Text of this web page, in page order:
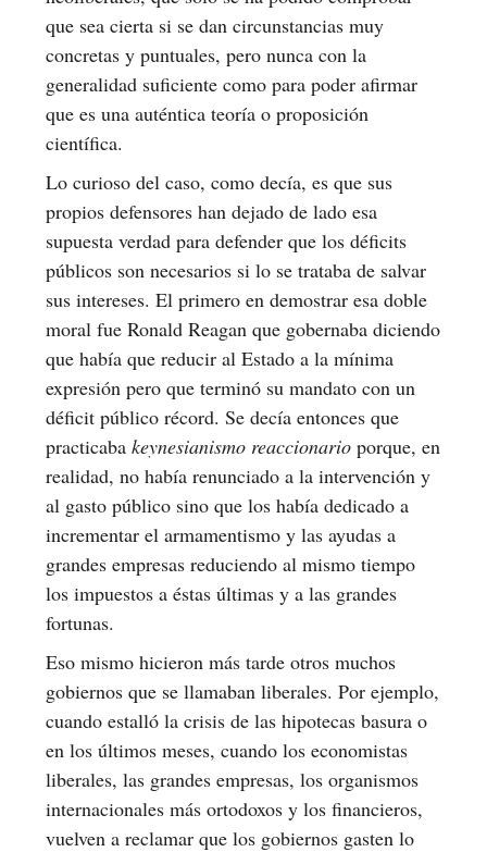
que sea cierta si se dan circunstancias muy
concretas y puntuales, pero nunca con la
generalidad suficiente como para poder afirmar
que es una auténtica teoría o proposición
científica.
Lo curioso del caso, como decía, es que sus
propios defensores han dejado de lado esa
supuesta verdad para defender que los déficits
públicos son necesarios si lo se trataba de salvar
sus intereses. El primero en demostrar esa doble
moral fue Ronald Reagan que gobernaba diciendo
que había que reducir al Estado a la mínima
expresión pero que terminó su mandato con un
déficit público récord. Se decía entonces que
practicaba keynesianismo reaccionario porque, en
realidad, no había renunciado a la intervención y
al gasto público sino que los había dedicado a
incrementar el armamentismo y las ayudas a
grandes empresas reduciendo al mismo tiempo
los impuestos a éstas últimas y a las grandes
fortunas.
Eso mismo hicieron más tarde otros muchos
gobiernos que se llamaban liberales. Por ejemplo,
cuando estalló la crisis de las hipotecas basura o
en los últimos meses, cuando los economistas
liberales, las grandes empresas, los organismos
internacionales más ortodoxos y los financieros,
vuelven a reclamar que los gobiernos gasten lo